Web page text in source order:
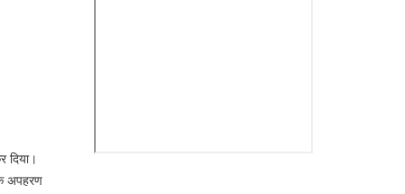
दिया।
के अपहरण